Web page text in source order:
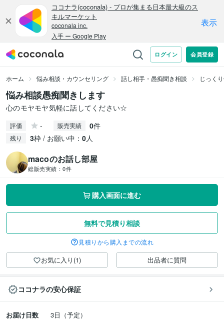
ホーム 悩み相談・カウンセリング 話し相手・愚痴聞き相談 じっく
悩み相談愚痴聞きします
心のモヤモヤ気軽に話してください☆
評価 - 販売実績 0件
残り 3枠 / お願い中： 0人
macoのお話し部屋
総販売実績： 0件
購入画面に進む
無料で見積り相談
見積りから購入までの流れ
お気に入り(1) 出品者に質問
ココナラの安心保証
お届け日数
3日（予定）